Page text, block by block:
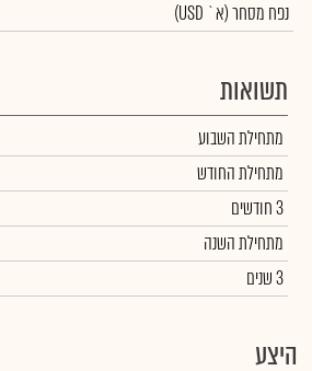
נפח מסחר(א` USD)
תשואות
מתחילת השבוע
מתחילת החודש
3 חודשים
מתחילת השנה
3 שנים
היצע